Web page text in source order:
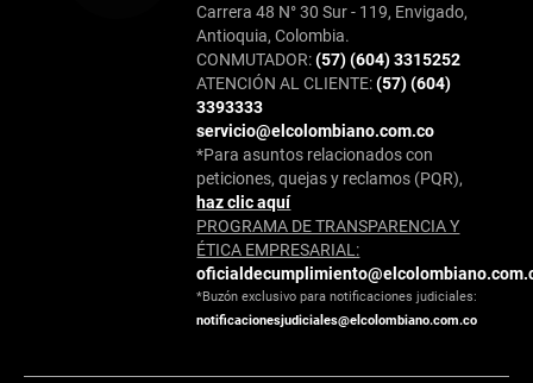
Carrera 48 N° 30 Sur - 119, Envigado,
Antioquia, Colombia.
CONMUTADOR:(57) (604) 3315252
ATENCIÓN AL CLIENTE:(57) (604)
3393333
servicio@elcolombiano.com.co
*Para asuntos relacionados con
peticiones, quejas y reclamos (PQR),
haz clic aquí
PROGRAMA DE TRANSPARENCIA Y
ÉTICA EMPRESARIAL:
*Buzón exclusivo para notificaciones judiciales:
notificacionesjudiciales@elcolombiano.com.co